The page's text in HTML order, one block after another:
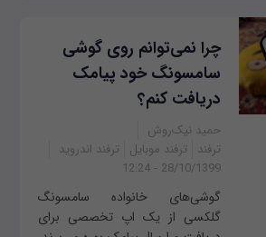
چرا نمی‌توانم روی گوشی
سامسونگ خود پیامک
دریافت کنم؟
حمید نیک‌روش
ترفند
ترفند موبایل
ترفند اندروید
28/10/1399 - 12:24
گوشی‌های خانواده سامسونگ
گلکسی از یک اپ تخصصی برای